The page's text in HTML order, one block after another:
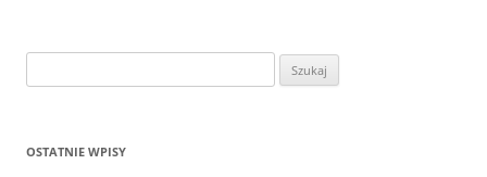
OSTATNIE WPISY